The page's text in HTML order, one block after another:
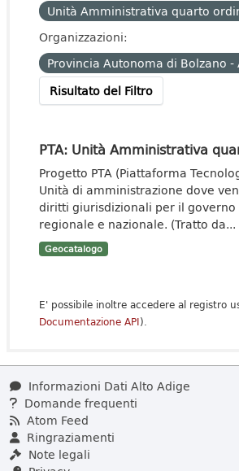
Unità Amministrativa quarto
Organizzazioni:
Provincia Autonoma di Bolzano -
Risultato del Filtro
PTA: Unità Amministrativa
Progetto PTA (Piattaforma
Unità di amministrazione dove
diritti giurisdizionali per il governo
regionale e nazionale. (Tratto da...
Geocatalogo
E' possibile inoltre accedere al registro
Documentazione API).
Informazioni Dati Alto Adige
Domande frequenti
Atom Feed
Ringraziamenti
Note legali